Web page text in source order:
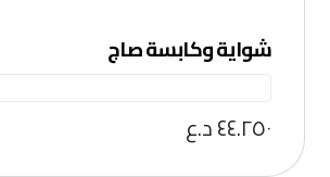
شواية وكابسة صاج
٤٤.٢٥٠د.ع